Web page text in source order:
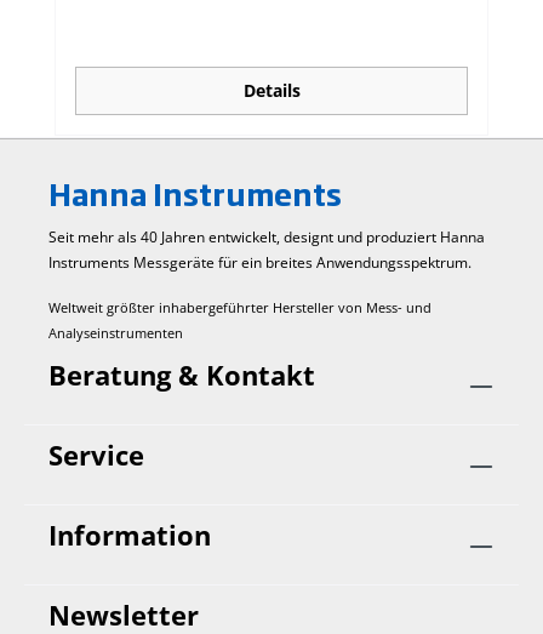
Details
Hanna Instruments
Seit mehr als 40 Jahren entwickelt, designt und produziert Hanna
Instruments Mess­geräte für ein breites Anwendungs­spektrum.
Weltweit größter inhabergeführter Hersteller von Mess- und
Analyseinstrumenten
Beratung & Kontakt
Service
Information
Newsletter